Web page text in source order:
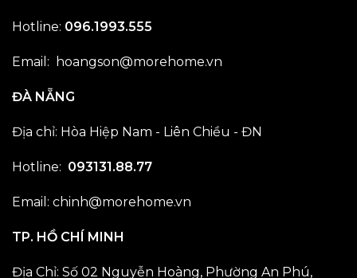
Hotline: 096.1993.555
Email: hoangson@morehome.vn
ĐÀ NẴNG
Địa chỉ: Hòa Hiệp Nam - Liên Chiều - ĐN
Hotline: 093131.88.77
Email: chinh@morehome.vn
TP. HỒ CHÍ MINH
Địa Chỉ: Số 02 Nguyễn Hoàng, Phường An Phú,